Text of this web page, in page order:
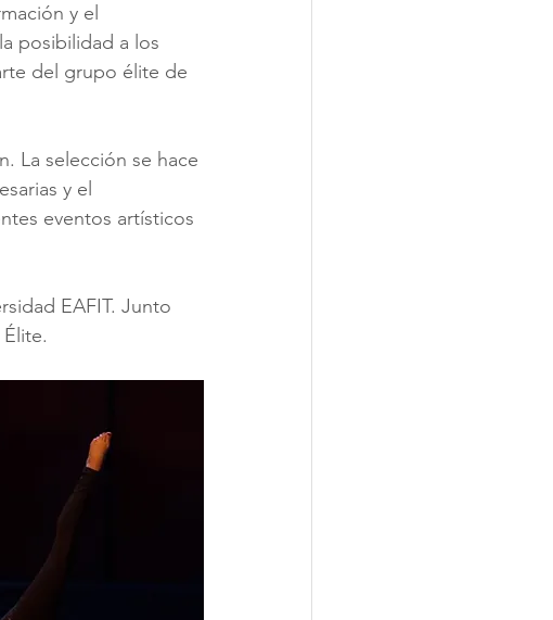
y el
posibilidad a los
del grupo élite de
La selección se hace
y el
eventos artísticos
EAFIT. Junto